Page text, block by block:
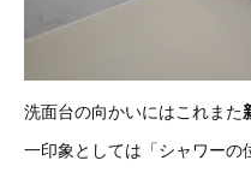
洗面台の向かいにはこれまた
一印象としては「シャワーの